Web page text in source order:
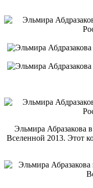
Эльмира Абразакова
Вселенной 2013. Этот